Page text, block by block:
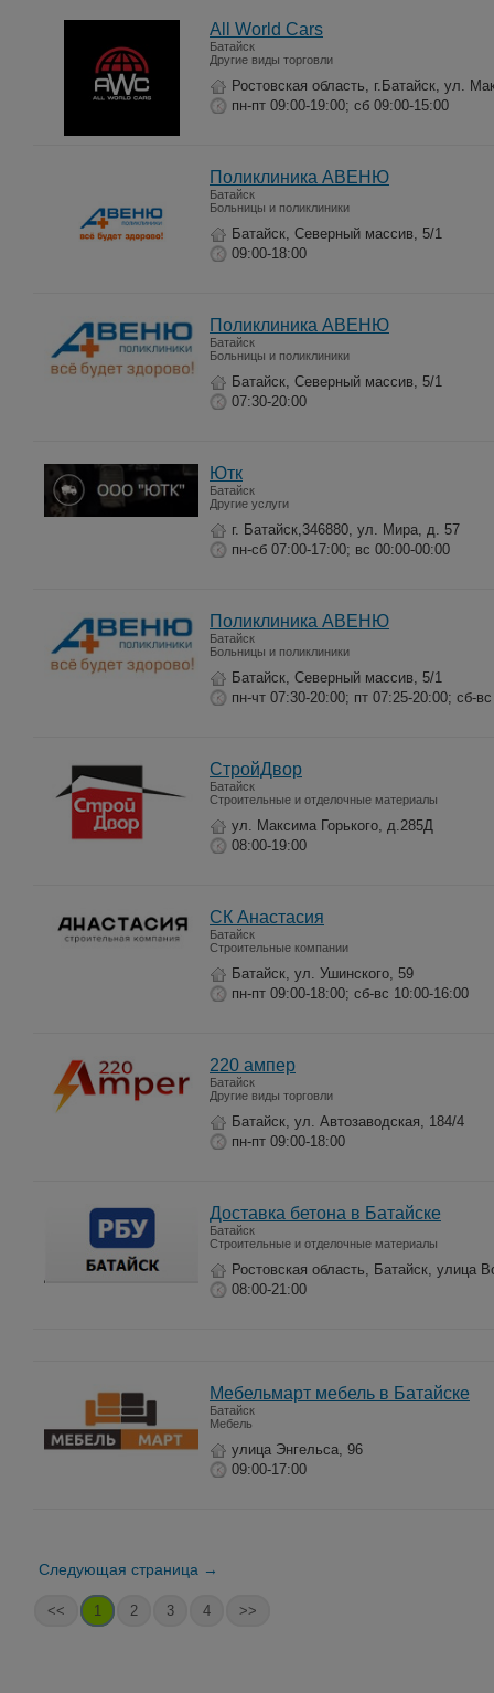
All World Cars
Батайск
Другие виды торговли
Ростовская область, г.Батайск, ул.
пн-пт 09:00-19:00; сб 09:00-15:00
Поликлиника АВЕНЮ
Батайск
Больницы и поликлиники
Батайск, Северный массив, 5/1
09:00-18:00
Поликлиника АВЕНЮ
Батайск
Больницы и поликлиники
Батайск, Северный массив, 5/1
07:30-20:00
Ютк
Батайск
Другие услуги
г. Батайск,346880, ул. Мира, д. 57
пн-сб 07:00-17:00; вс 00:00-00:00
Поликлиника АВЕНЮ
Батайск
Больницы и поликлиники
Батайск, Северный массив, 5/1
пн-чт 07:30-20:00; пт 07:25-20:00; сб-
СтройДвор
Батайск
Строительные и отделочные материалы
ул. Максима Горького, д.285Д
08:00-19:00
СК Анастасия
Батайск
Строительные компании
Батайск, ул. Ушинского, 59
пн-пт 09:00-18:00; сб-вс 10:00-16:00
220 ампер
Батайск
Другие виды торговли
Батайск, ул. Автозаводская, 184/4
пн-пт 09:00-18:00
Доставка бетона в Батайске
Батайск
Строительные и отделочные материалы
Ростовская область, Батайск, улица
08:00-21:00
Мебельмарт мебель в Батайске
Батайск
Мебель
улица Энгельса, 96
09:00-17:00
Следующая страница →
<< 1 2 3 4 >>